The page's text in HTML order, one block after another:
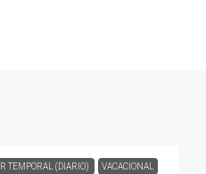
TEMPORAL (DIARIO) VACACIONAL